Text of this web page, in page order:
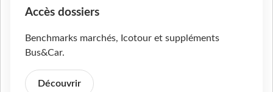
Accès dossiers
Benchmarks marchés, Icotour et suppléments
Bus&Car.
Découvrir